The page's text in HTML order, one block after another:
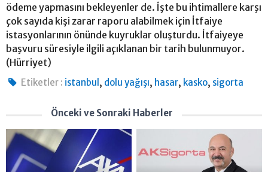
ödeme yapmasını bekleyenler de. İşte bu ihtimallere karşı
çok sayıda kişi zarar raporu alabilmek için İtfaiye
istasyonlarının önünde kuyruklar oluşturdu. İtfaiyeye
başvuru süresiyle ilgili açıklanan bir tarih bulunmuyor.
(Hürriyet)
Etiketler : istanbul , dolu yağışı, hasar, kasko, sigorta
Önceki ve Sonraki Haberler